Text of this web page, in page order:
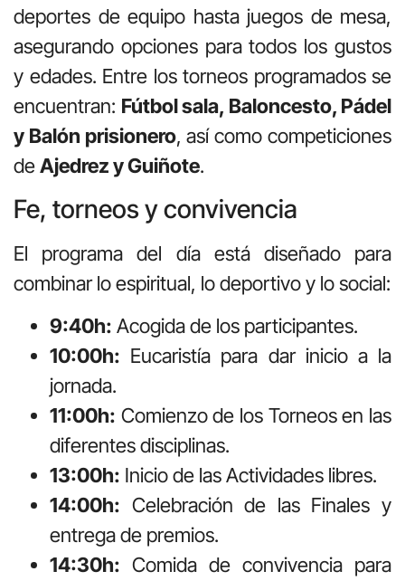
deportes de equipo hasta juegos de mesa,
asegurando opciones para todos los gustos
y edades. Entre los torneos programados se
encuentran: Fútbol sala, Baloncesto, Pádel
y Balón prisionero, así como competiciones
deAjedrez y Guiñote.
Fe, torneos y convivencia
El programa del día está diseñado para
combinar lo espiritual, lo deportivo y lo social:
9:40h: Acogida de los participantes.
10:00h: Eucaristía para dar inicio a la
jornada.
11:00h: Comienzo de los Torneos en las
diferentes disciplinas.
13:00h: Inicio de las Actividades libres.
14:00h: Celebración de las Finales y
entrega de premios.
14:30h: Comida de convivencia para